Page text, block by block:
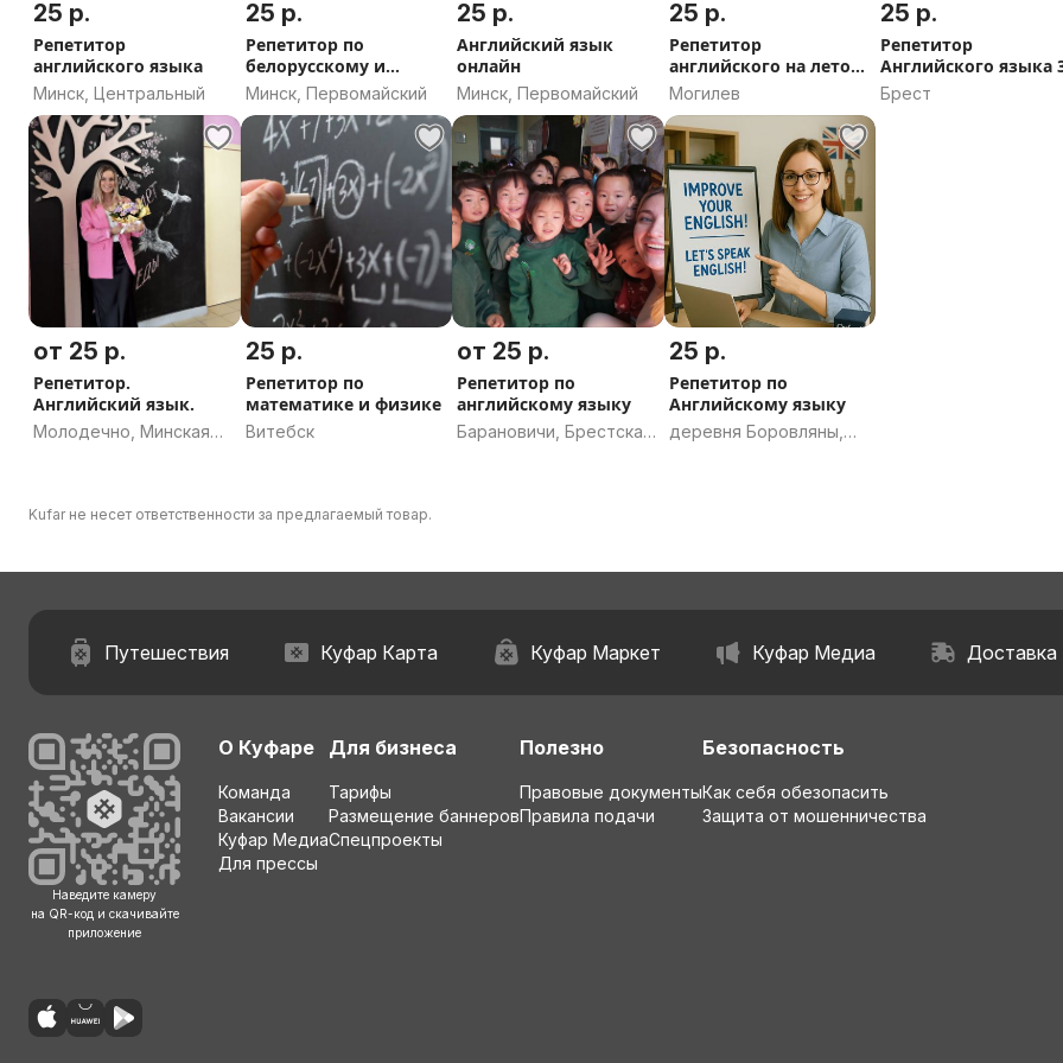
25 р.
Репетитор
английского языка
Минск, Центральный
25 р.
Репетитор по
белорусскому и
русскому языкам
Минск, Первомайский
25 р.
Английский язык
онлайн
Минск, Первомайский
25 р.
Репетитор
английского на лето
(Буйничи или центр)
Могилев
25 р.
Репетитор
Английского языка
классы
Брест
от 25 р.
Репетитор.
Английский язык.
Молодечно, Минская
25 р.
Репетитор по
математике и физике
Витебск
от 25 р.
Репетитор по
английскому языку
Барановичи, Брестская
25 р.
Репетитор по
Английскому языку
деревня Боровляны,
Kufar не несет ответственности за предлагаемый товар.
Путешествия Куфар Карта Куфар Маркет Куфар Медиа Доставка
Наведите камеру
на QR-код и скачивайте
приложение
О Куфаре
Команда
Вакансии
Куфар Медиа
Для прессы
Для бизнеса
Тарифы
Размещение баннеров
Спецпроекты
Полезно
Правовые документы
Правила подачи
Безопасность
Как себя обезопасить
Защита от мошенничества